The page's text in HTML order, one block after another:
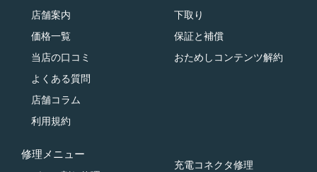
店舗案内
価格一覧
当店の口コミ
よくある質問
店舗コラム
利用規約
下取り
保証と補償
おためしコンテンツ解約
修理メニュー
充電コネクタ修理